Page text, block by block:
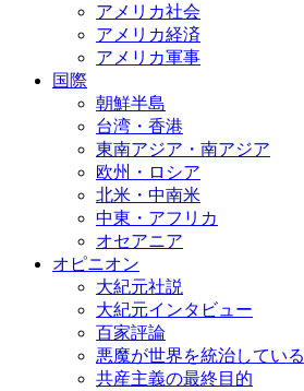
アメリカ社会
アメリカ経済
アメリカ軍事
国際
朝鮮半島
台湾・香港
東南アジア・南アジア
欧州・ロシア
北米・中南米
中東・アフリカ
オセアニア
オピニオン
大紀元社説
大紀元インタビュー
百家評論
悪魔が世界を統治している
共産主義の最終目的